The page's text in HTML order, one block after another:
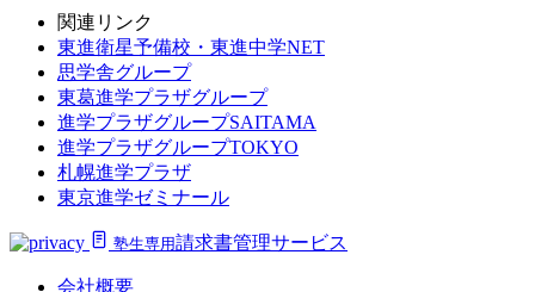
関連リンク
東進衛星予備校・東進中学NET
思学舎グループ
東葛進学プラザグループ
進学プラザグループSAITAMA
進学プラザグループTOKYO
札幌進学プラザ
東京進学ゼミナール
塾生専用請求書管理サービス
会社概要